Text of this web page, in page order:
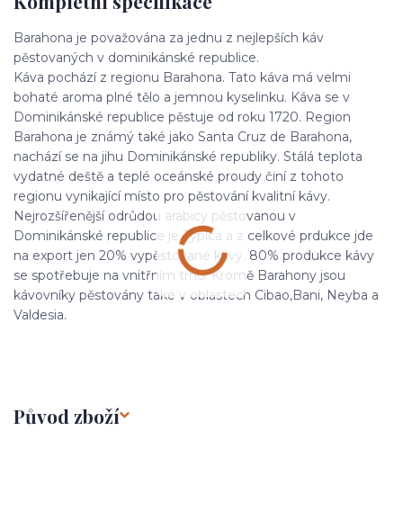
Barahona je považována za jednu z nejlepších káv
pěstovaných v dominikánské republice.
Káva pochází z regionu Barahona. Tato káva má velmi
bohaté aroma plné tělo a jemnou kyselinku. Káva se v
Dominikánské republice pěstuje od roku 1720. Region
Barahona je známý také jako Santa Cruz de Barahona,
nachází se na jihu Dominikánské republiky. Stálá teplota
vydatné deště a teplé oceánské proudy činí z tohoto
regionu vynikající místo pro pěstování kvalitní kávy.
Nejrozšířenější odrůdou arabicy pěstovanou v
Dominikánské republice je Typica a z celkové prdukce jde
na export jen 20% vypěstované kávy. 80% produkce kávy
se spotřebuje na vnitřním trhu. Kromě Barahony jsou
kávovníky pěstovány také v oblastech Cibao,Bani, Neyba a
Valdesia.
Původ zboží